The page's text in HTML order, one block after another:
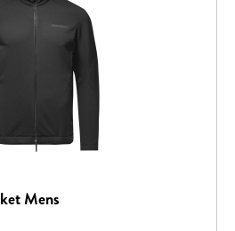
Mens